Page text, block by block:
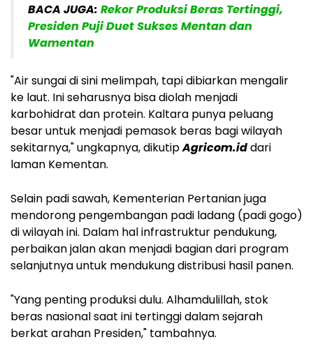
BACA JUGA: Rekor Produksi Beras Tertinggi,
Presiden Puji Duet Sukses Mentan dan
Wamentan
"Air sungai di sini melimpah, tapi dibiarkan mengalir
ke laut. Ini seharusnya bisa diolah menjadi
karbohidrat dan protein. Kaltara punya peluang
besar untuk menjadi pemasok beras bagi wilayah
sekitarnya," ungkapnya, dikutipAgricom.iddari
laman Kementan.
Selain padi sawah, Kementerian Pertanian juga
mendorong pengembangan padi ladang (padi gogo)
di wilayah ini. Dalam hal infrastruktur pendukung,
perbaikan jalan akan menjadi bagian dari program
selanjutnya untuk mendukung distribusi hasil panen.
"Yang penting produksi dulu. Alhamdulillah, stok
beras nasional saat ini tertinggi dalam sejarah
berkat arahan Presiden," tambahnya.